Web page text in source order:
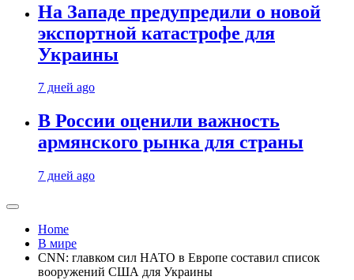
На Западе предупредили о новой
экспортной катастрофе для
Украины
7 дней ago
В России оценили важность
армянского рынка для страны
7 дней ago
Home
В мире
CNN: главком сил НАТО в Европе составил список
вооружений США для Украины